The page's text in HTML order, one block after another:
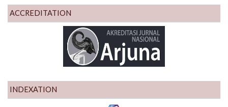
ACCREDITATION
INDEXATION